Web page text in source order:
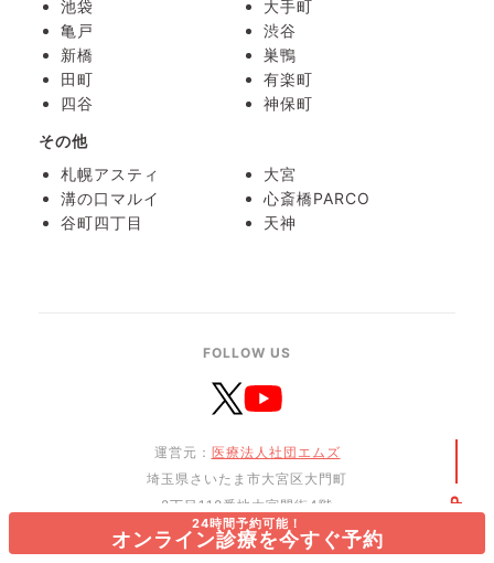
24時間予約可能！
オンライン診療を今すぐ予約
池袋
大手町
亀戸
渋谷
新橋
巣鴨
田町
有楽町
四谷
神保町
その他
札幌アスティ
大宮
溝の口マルイ
心斎橋PARCO
谷町四丁目
天神
FOLLOW US
運営元： 医療法人社団エムズ
埼玉県さいたま市大宮区大門町
2丁目118番地大宮門街4階
利用規約・特定商取引法に基づく表記 PAGE TOP